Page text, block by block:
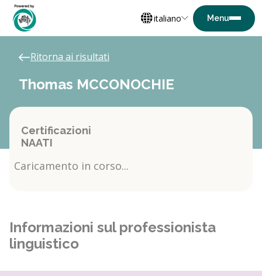
italiano
Ritorna ai risultati
Thomas MCCONOCHIE
Certificazioni
NAATI
Caricamento in corso...
Informazioni sul professionista
linguistico